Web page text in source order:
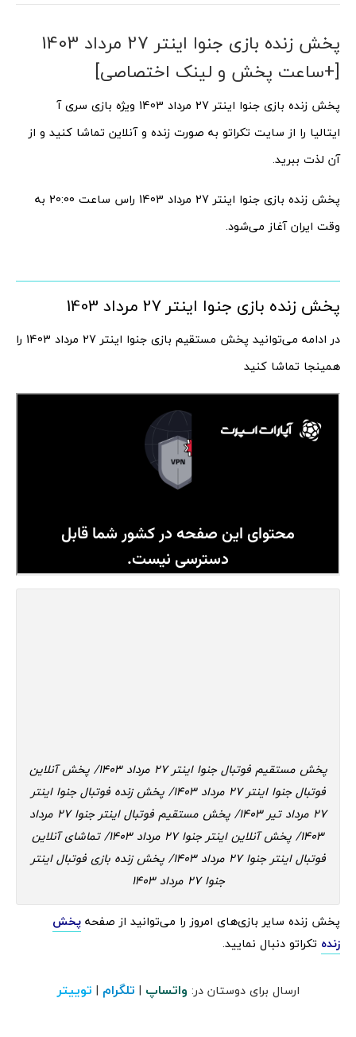
پخش زنده بازی جنوا اینتر 27 مرداد 1403
[+ساعت پخش و لینک اختصاصی]
پخش زنده بازی جنوا اینتر 27 مرداد 1403 ویژه بازی سری آ
ایتالیا را از سایت تکراتو به صورت زنده و آنلاین تماشا کنید و از
آن لذت ببرید.
پخش زنده بازی جنوا اینتر 27 مرداد 1403 راس ساعت 20:00 به
وقت ایران آغاز می‌شود.
پخش زنده بازی جنوا اینتر 27 مرداد 1403
در ادامه می‌توانید پخش مستقیم بازی جنوا اینتر 27 مرداد 1403 را
همینجا تماشا کنید
پخش مستقیم فوتبال جنوا اینتر 27 مرداد 1403/ پخش آنلاین
فوتبال جنوا اینتر 27 مرداد 1403/ پخش زنده فوتبال جنوا اینتر
27 مرداد تیر 1403/ پخش مستقیم فوتبال اینتر جنوا 27 مرداد
1403/ پخش آنلاین اینتر جنوا 27 مرداد 1403/ تماشای آنلاین
فوتبال اینتر جنوا 27 مرداد 1403/ پخش زنده بازی فوتبال اینتر
جنوا 27 مرداد 1403
پخش زنده سایر بازی‌های امروز را می‌توانید از صفحه پخش
زنده تکراتو دنبال نمایید.
ارسال برای دوستان در: واتساپ | تلگرام | توییتر